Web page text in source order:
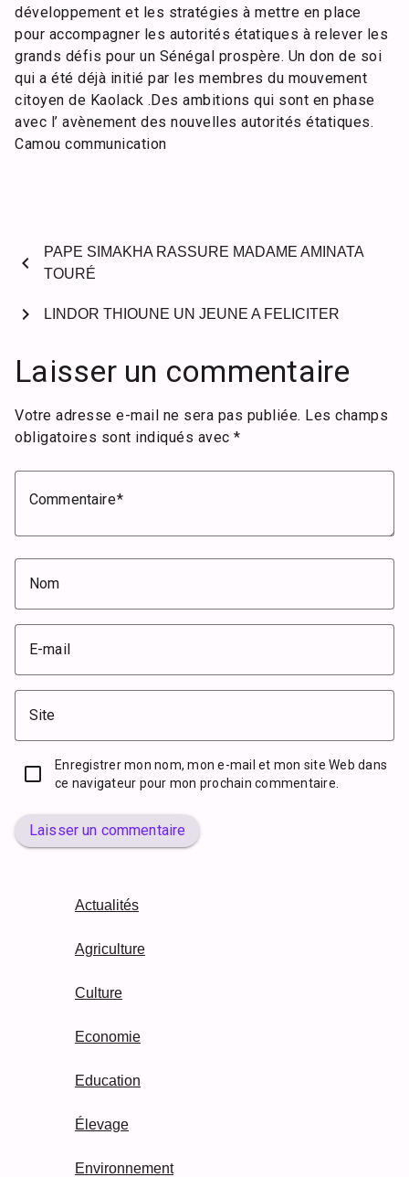
développement et les stratégies à mettre en place
pour accompagner les autorités étatiques à relever les
grands défis pour un Sénégal prospère. Un don de soi
qui a été déjà initié par les membres du mouvement
citoyen de Kaolack .Des ambitions qui sont en phase
avec l’ avènement des nouvelles autorités étatiques.
Camou communication
chevron_left
PAPE SIMAKHA RASSURE MADAME AMINATA
TOURÉ
LINDOR THIOUNE UN JEUNE A FELICITER
chevron_right
Laisser un commentaire
Votre adresse e-mail ne sera pas publiée. Les champs
obligatoires sont indiqués avec *
Commentaire
Nom
E-mail
Site
Enregistrer mon nom, mon e-mail et mon site Web dans
ce navigateur pour mon prochain commentaire.
Laisser un commentaire
Actualités
Agriculture
Culture
Economie
Education
Élevage
Environnement